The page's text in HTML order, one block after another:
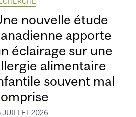
nouvelle étude
apporte
éclairage sur une
alimentaire
souvent mal
JUILLET 2026